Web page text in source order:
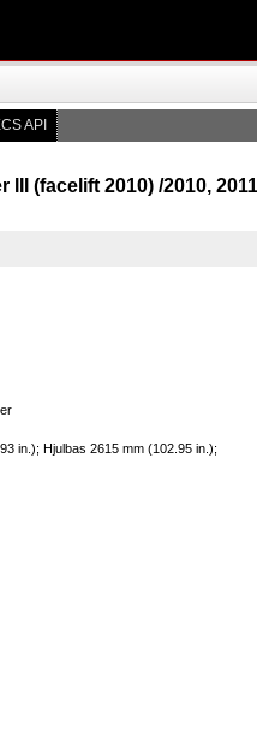
API
III (facelift 2010) /2010,
in.); Hjulbas 2615 mm (102.95 in.);